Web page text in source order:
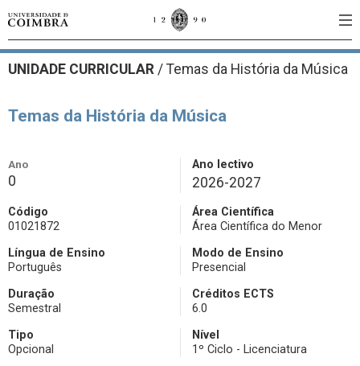
UNIDADE CURRICULAR / Temas da História da Música
Temas da História da Música
Ano
0
Ano lectivo
2026-2027
Código
01021872
Área Científica
Área Científica do Menor
Língua de Ensino
Português
Modo de Ensino
Presencial
Duração
Semestral
Créditos ECTS
6.0
Tipo
Opcional
Nível
1º Ciclo - Licenciatura